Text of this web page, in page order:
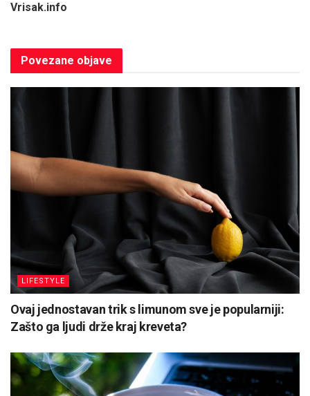
Vrisak.info
Povezane objave
LIFESTYLE
Ovaj jednostavan trik s limunom sve je popularniji:
Zašto ga ljudi drže kraj kreveta?